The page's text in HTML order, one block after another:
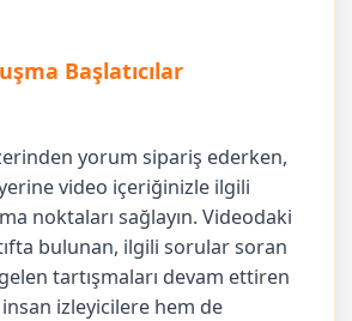
Başlatıcılar
yorum sipariş ederken,
video içeriğinizle ilgili
noktaları sağlayın. Videodaki
bulunan, ilgili sorular soran
tartışmaları devam ettiren
izleyicilere hem de